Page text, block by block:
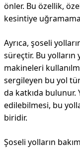
önler. Bu özellik,
kesintiye
Ayrıca, şoseli
süreçtir. Bu yolların
makineleri
sergileyen bu yol
da katkıda bulunur.
edilebilmesi, bu
biridir.
Şoseli yolların